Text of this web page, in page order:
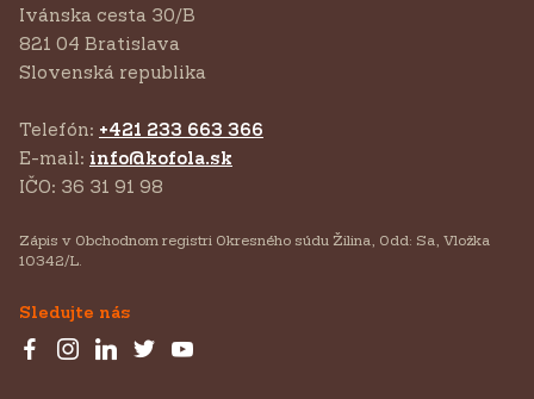
‍Ivánska cesta 30/B
821 04 Bratislava
Slovenská republika
Telefón: +421 233 663 366
E-mail: info@kofola.sk
IČO: 36 31 91 98
Zápis v Obchodnom registri Okresného súdu Žilina, Odd: Sa, Vložka
10342/L.
Sledujte nás